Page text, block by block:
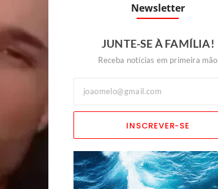
Newsletter
JUNTE-SE À FAMÍLIA!
Receba notícias em primeira mão
INSCREVER-SE